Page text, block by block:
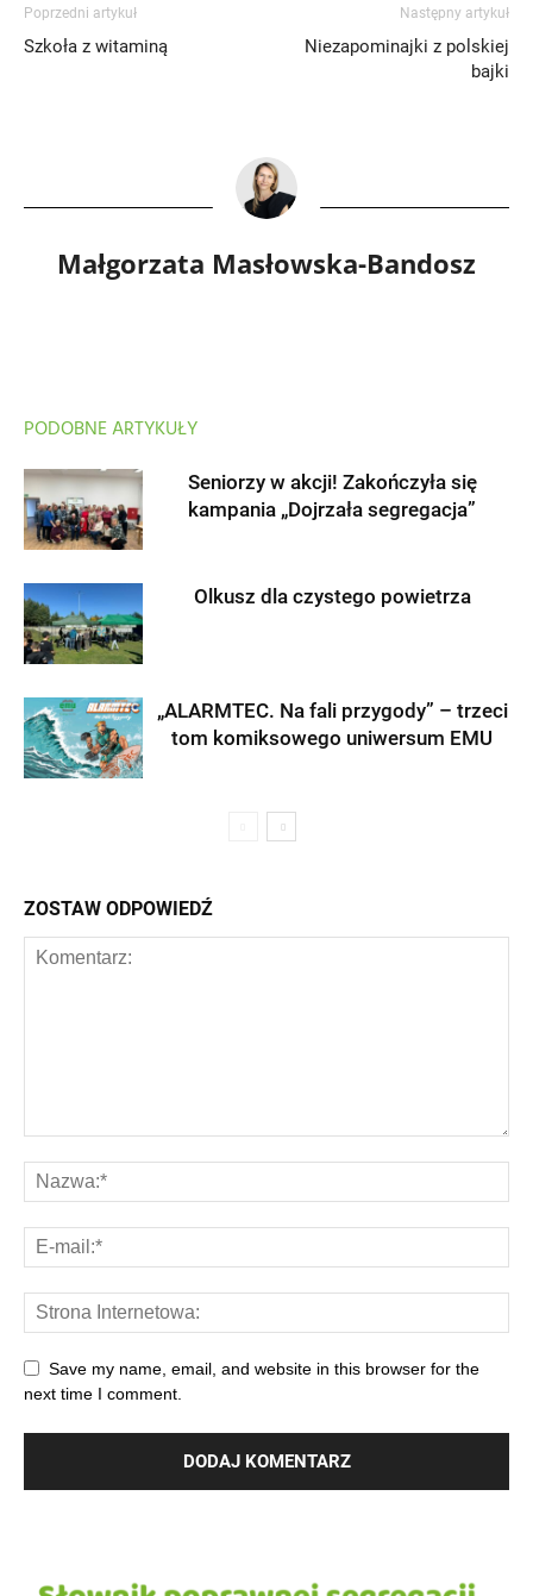
Poprzedni artykuł
Szkoła z witaminą
Następny artykuł
Niezapominajki z polskiej
bajki
Małgorzata Masłowska-Bandosz
PODOBNE ARTYKUŁY
Seniorzy w akcji! Zakończyła się
kampania „Dojrzała segregacja”
Olkusz dla czystego powietrza
„ALARMTEC. Na fali przygody” – trzeci
tom komiksowego uniwersum EMU
ZOSTAW ODPOWIEDŹ
Save my name, email, and website in this browser for the
next time I comment.